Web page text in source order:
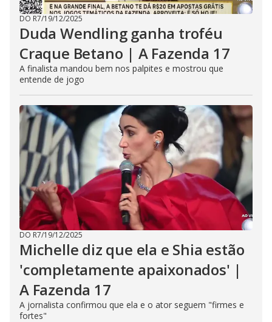
DO R7/19/12/2025
Duda Wendling ganha troféu
Craque Betano | A Fazenda 17
A finalista mandou bem nos palpites e mostrou que
entende de jogo
DO R7/19/12/2025
Michelle diz que ela e Shia estão
'completamente apaixonados' |
A Fazenda 17
A jornalista confirmou que ela e o ator seguem "firmes e
fortes"